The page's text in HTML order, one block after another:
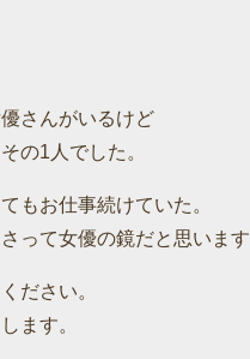
さんがいるけど
の1人でした。
もお仕事続けていた。
って女優の鏡だと思います
ださい。
ます。